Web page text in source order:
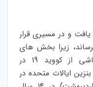
و در مسیری قرار
زیرا بخش های
آزمایشی برای پایان قرنطینه ناشی از کووید 19 در
ایالات متحده در